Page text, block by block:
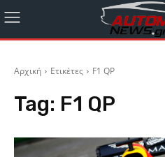
Αρχική Ετικέτες F1 QP
Tag: F1 QP